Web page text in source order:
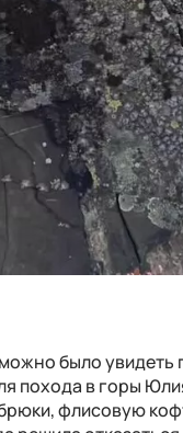
было увидеть
похода в горы
флисовую